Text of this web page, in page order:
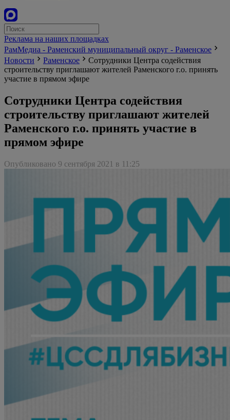
Реклама на наших площадках
РамМедиа - Раменский муниципальный округ - Раменское
Новости
Раменское
Сотрудники Центра содействия
строительству приглашают жителей Раменского г.о. принять
участие в прямом эфире
Сотрудники Центра содействия
строительству приглашают жителей
Раменского г.о. принять участие в
прямом эфире
Опубликовано 9 сентября 2021 в 11:25